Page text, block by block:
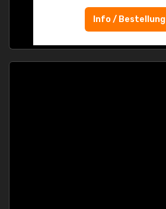
Info / Bestellung